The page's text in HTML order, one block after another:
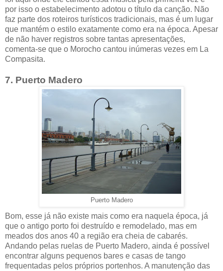
por isso o estabelecimento adotou o título da canção. Não
faz parte dos roteiros turísticos tradicionais, mas é um lugar
que mantém o estilo exatamente como era na época. Apesar
de não haver registros sobre tantas apresentações,
comenta-se que o Morocho cantou inúmeras vezes em La
Compasita.
7. Puerto Madero
Puerto Madero
Bom, esse já não existe mais como era naquela época, já
que o antigo porto foi destruído e remodelado, mas em
meados dos anos 40 a região era cheia de cabarés.
Andando pelas ruelas de Puerto Madero, ainda é possível
encontrar alguns pequenos bares e casas de tango
frequentadas pelos próprios portenhos. A manutenção das